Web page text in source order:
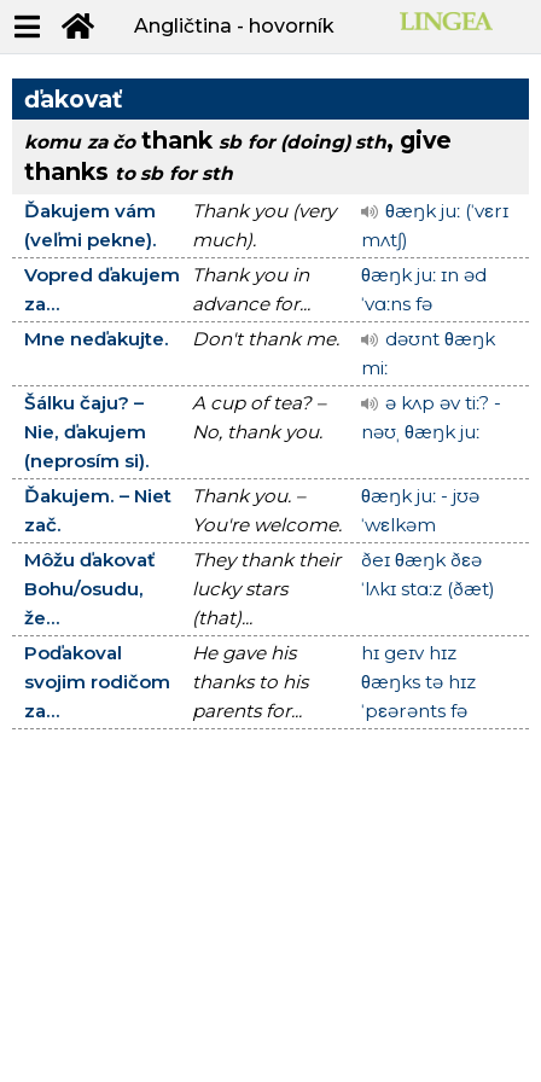
Angličtina - hovorník
ďakovať
komu za čothank sb for (doing) sth, give
thanks to sb for sth
Ďakujem vám
(veľmi pekne).
Thank you (very
much).
θæŋk juː (ˈvεrɪ
mʌtʃ)
Vopred ďakujem
za...
Thank you in
advance for...
θæŋk juː ɪn əd
ˈvɑːns fə
Mne neďakujte.
Don't thank me.
dəʊnt θæŋk
miː
Šálku čaju? –
Nie, ďakujem
(neprosím si).
A cup of tea? –
No, thank you.
ə kʌp əv tiː? -
nəʊˌ θæŋk juː
Ďakujem. – Niet
zač.
Thank you. –
You're welcome.
θæŋk juː - jʊə
ˈwεlkəm
Môžu ďakovať
Bohu/osudu,
že...
They thank their
lucky stars
(that)...
ðeɪ θæŋk ðεə
ˈlʌkɪ stɑːz (ðæt)
Poďakoval
svojim rodičom
za...
He gave his
thanks to his
parents for...
hɪ geɪv hɪz
θæŋks tə hɪz
ˈpεərənts fə